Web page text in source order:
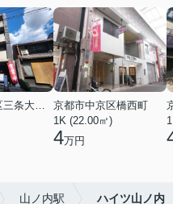
京都市中京区橋西町
1K (22.00㎡)
4万円
山ノ内駅 ハイツ山ノ内